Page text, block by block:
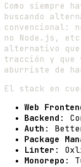
Como siempre
buscando
convencional:
no Node.js,
alternativo que
tracción y que
aburriste de
El stack en
Web
Backend :
Auth :
Package
Linter :
Monorepo :